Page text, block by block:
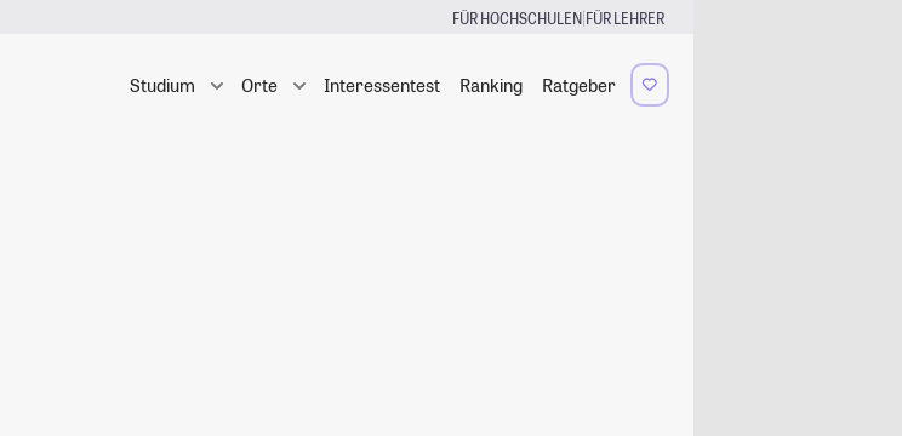
FÜR HOCHSCHULEN|FÜR LEHRER
Studium Orte Interessentest Ranking Ratgeber